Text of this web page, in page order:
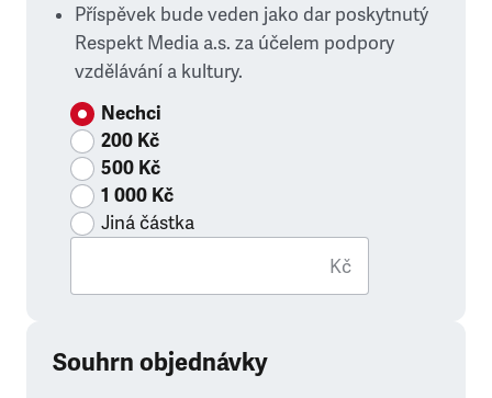
Příspěvek bude veden jako dar poskytnutý
Respekt Media a.s. za účelem podpory
vzdělávání a kultury.
Nechci
200 Kč
500 Kč
1 000 Kč
Jiná částka
Kč
Souhrn objednávky